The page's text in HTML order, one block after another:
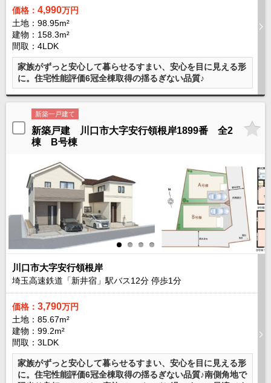
価格： 4,990万円
土地：98.95m²
建物：158.3m²
間取：4LDK
家族がずっと安心して暮らせるすまい、安心を目に見える形
に。住宅性能評価6冠全棟取得の揺るぎない品質♪
新築一戸建て
新築戸建 川口市大字安行領根岸1899番 全2
棟 B号棟
川口市大字安行領根岸
埼玉高速鉄道「新井宿」駅バス12分 停歩1分
価格： 3,790万円
土地：85.67m²
建物：99.2m²
間取：3LDK
家族がずっと安心して暮らせるすまい、安心を目に見える形
に。住宅性能評価6冠全棟取得の揺るぎない品質♪南側角地で
船橋･市川･浦安方面エリアの新築一戸建
船橋･市川･浦安方面エリアの中古一戸建
船橋･市川･浦安方面エリアのマンション
船橋･市川･浦安方面エリアの土地
千葉市エリア
千葉市エリアの新築一戸建
千葉市エリアの中古一戸建
千葉市エリアのマンション
千葉市エリアの土地
外房エリア
外房エリアの新築一戸建
外房エリアのマンション
外房エリアの土地
内房エリア
内房エリアの新築一戸建
内房エリアの中古一戸建
内房エリアのマンション
内房エリアの土地
東京全域エリアの新築一戸建
東京全域エリアの中古一戸建
東京全域エリアの土地
神奈川全域エリア
神奈川全域エリアの新築一戸建
神奈川全域エリアの中古一戸建
神奈川全域エリアのマンション
神奈川全域エリアの土地